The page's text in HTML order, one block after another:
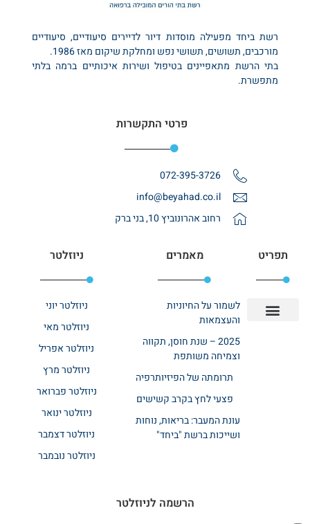
רשת ביחד מפעילה מוסדות דיור לדיירים סיעודיים, סיעודיים
מורכבים, תשושים, תשושי נפש ומחלקת שיקום מאז 1986.
בתי הרשת מתאפיינים בטיפול ושירות איכותיים ברמה בלתי
מתפשרת.
פרטי התקשרות
072-395-3726
info@beyahad.co.il
רחוב אהרונוביץ 10, בני ברק
תפריט מאמרים
לשמור על החיוניות
והעצמאות
2025 – שנת חוסן, תקווה
וצמיחה משותפת
תרומתה של הפיזיותרפיה
פצעי לחץ בקרב קשישים
עונת המעבר: בריאות, נוחות
ושייכות ברשת "ביחד"
ניוזלטר
ניוזלטר יוני
ניוזלטר מאי
ניוזלטר אפריל
ניוזלטר מרץ
ניוזלטר פברואר
ניוזלטר ינואר
ניוזלטר דצמבר
ניוזלטר נובמבר
הרשמה לניוזלטר